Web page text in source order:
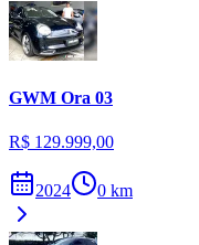
GWM Ora 03
R$ 129.999,00
2024 0 km